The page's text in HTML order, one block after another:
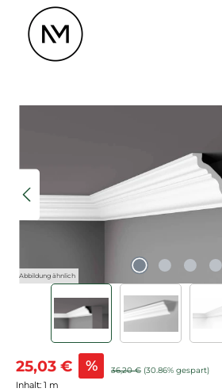
Abbildung ähnlich
Verkaufspreis:
25,03 € % Regulärer Preis:
36,20 € (30.86% gespart)
Inhalt: 1 m